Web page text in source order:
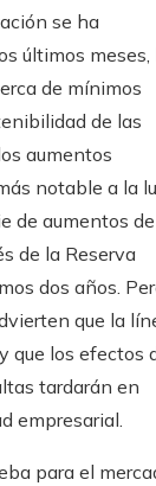
se ha
últimos meses,
de mínimos
de las
aumentos
notable a la
de aumentos de
de la Reserva
dos años.
que la
que los efectos
tardarán en
empresarial.
para el